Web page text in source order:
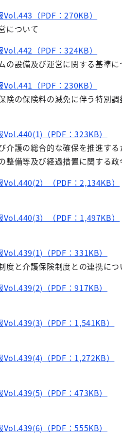
（PDF：270KB）
について
（PDF：324KB）
の設備及び運営に関する基準
（PDF：230KB）
険の保険料の減免に伴う特別
（PDF：323KB）
介護の総合的な確保を推進す
整備等及び経過措置に関する政
）（PDF：2,134KB）
）（PDF：1,497KB）
（PDF：331KB）
度と介護保険制度との連携につ
（PDF：917KB）
（PDF：1,541KB）
（PDF：1,272KB）
（PDF：473KB）
（PDF：555KB）